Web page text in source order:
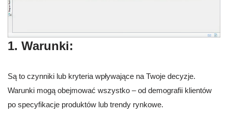
1. Warunki:
Są to czynniki lub kryteria wpływające na Twoje decyzje.
Warunki mogą obejmować wszystko – od demografii klientów
po specyfikacje produktów lub trendy rynkowe.